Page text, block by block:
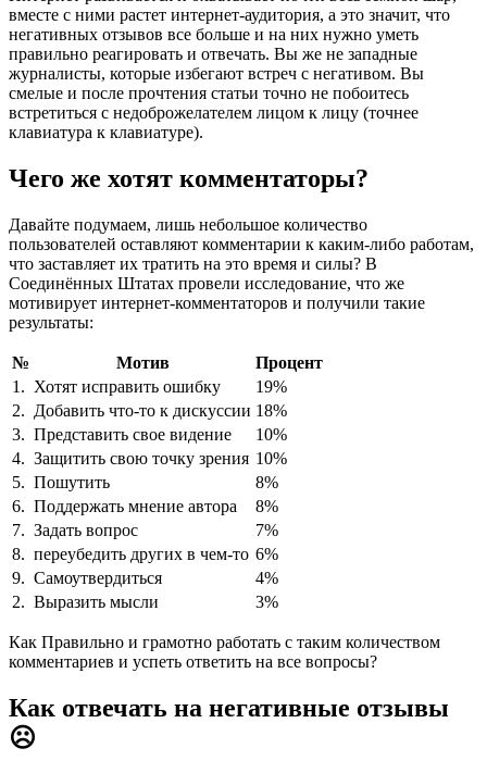
вместе с ними растет интернет-аудитория, а это значит, что
негативных отзывов все больше и на них нужно уметь
правильно реагировать и отвечать. Вы же не западные
журналисты, которые избегают встреч с негативом. Вы
смелые и после прочтения статьи точно не побоитесь
встретиться с недоброжелателем лицом к лицу (точнее
клавиатура к клавиатуре).
Чего же хотят комментаторы?
Давайте подумаем, лишь небольшое количество
пользователей оставляют комментарии к каким-либо работам,
что заставляет их тратить на это время и силы? В
Соединённых Штатах провели исследование, что же
мотивирует интернет-комментаторов и получили такие
результаты:
№ Мотив
Процент
1. Хотят исправить ошибку
19%
2. Добавить что-то к дискуссии 18%
3. Представить свое видение
10%
4. Защитить свою точку зрения 10%
5. Пошутить
8%
6. Поддержать мнение автора
8%
7. Задать вопрос
7%
8. переубедить других в чем-то 6%
9. Самоутвердиться
4%
2. Выразить мысли 3%
Как Правильно и грамотно работать с таким количеством
комментариев и успеть ответить на все вопросы?
Как отвечать на негативные отзывы
☹